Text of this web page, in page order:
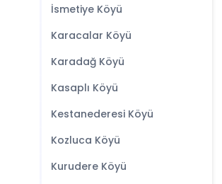
İsmetiye Köyü
Karacalar Köyü
Karadağ Köyü
Kasaplı Köyü
Kestanederesi Köyü
Kozluca Köyü
Kurudere Köyü